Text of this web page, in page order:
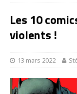
Les 10
violents !
13 mars 2022